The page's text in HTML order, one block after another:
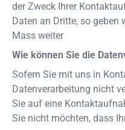
der Zweck Ihrer
Daten an Dritte, so geben
Mass weiter
Wie können Sie die
Sofern Sie mit uns in
Datenverarbeitung nicht
Sie auf eine
Sie nicht möchten, dass